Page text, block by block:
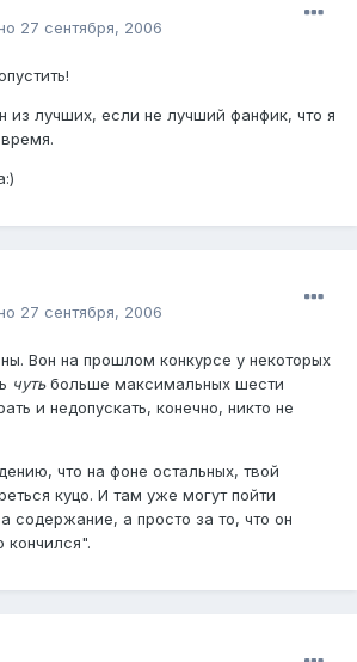
27 сентября, 2006
из лучших, если не лучший фанфик, что я
27 сентября, 2006
Вон на прошлом конкурсе у некоторых
чутьбольше максимальных шести
и недопускать, конечно, никто не
что на фоне остальных, твой
куцо. И там уже могут пойти
содержание, а просто за то, что он
кончился".